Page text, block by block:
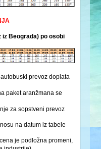
iz Beograda) po osobi
prevoz doplata
paket aranžmana se
za sopstveni prevoz
na datum iz tabele
je podložna promeni,